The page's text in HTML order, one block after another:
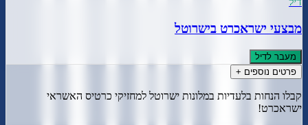
מבצעי ישראכרט בישרוטל
מעבר לדיל
פרטים נוספים +
קבלו הנחות בלעדיות במלונות ישרוטל למחזיקי כרטיס האשראי
ישראכרט!